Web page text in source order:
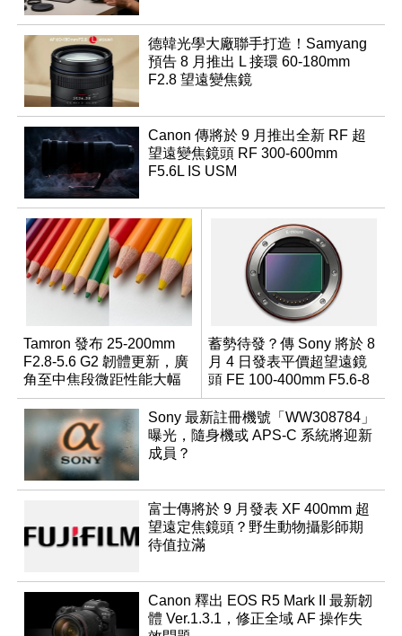
德韓光學大廠聯手打造！Samyang
預告 8 月推出 L 接環 60-180mm
F2.8 望遠變焦鏡
Canon 傳將於 9 月推出全新 RF 超
望遠變焦鏡頭 RF 300-600mm
F5.6L IS USM
Tamron 發布 25-200mm
F2.8-5.6 G2 韌體更新，廣
角至中焦段微距性能大幅
升級
蓄勢待發？傳 Sony 將於 8
月 4 日發表平價超望遠鏡
頭 FE 100-400mm F5.6-8
Sony 最新註冊機號「WW308784」
曝光，隨身機或 APS-C 系統將迎新
成員？
富士傳將於 9 月發表 XF 400mm 超
望遠定焦鏡頭？野生動物攝影師期
待值拉滿
Canon 釋出 EOS R5 Mark II 最新韌
體 Ver.1.3.1，修正全域 AF 操作失